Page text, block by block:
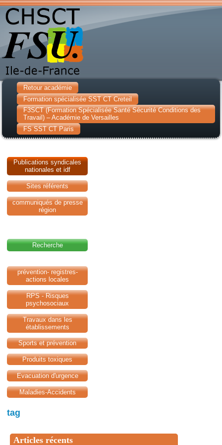
Retour académie
Formation spécialisée SST CT Creteil
F3SCT (Formation Spécialisée Santé Sécurité Conditions des
Travail) – Académie de Versailles
FS SST CT Paris
Publications syndicales
nationales et idf
Sites référents
communiqués de presse
région
Recherche
prévention- registres-
actions locales
RPS - Risques
psychosociaux
Travaux dans les
établissements
Sports et prévention
Produits toxiques
Evacuation d'urgence
Maladies-Accidents
tag
Articles récents